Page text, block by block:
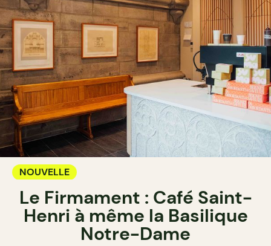
NOUVELLE
Le Firmament : Café Saint-
Henri à même la Basilique
Notre-Dame